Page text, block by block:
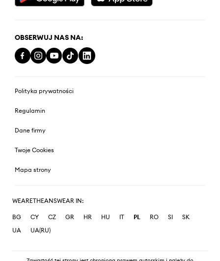
OBSERWUJ NAS NA:
Polityka prywatności
Regulamin
Dane firmy
Twoje Cookies
Mapa strony
WEARETHEANSWEAR IN:
BG CY CZ GR HR HU IT PL RO SI
SK
UA
UA(RU)